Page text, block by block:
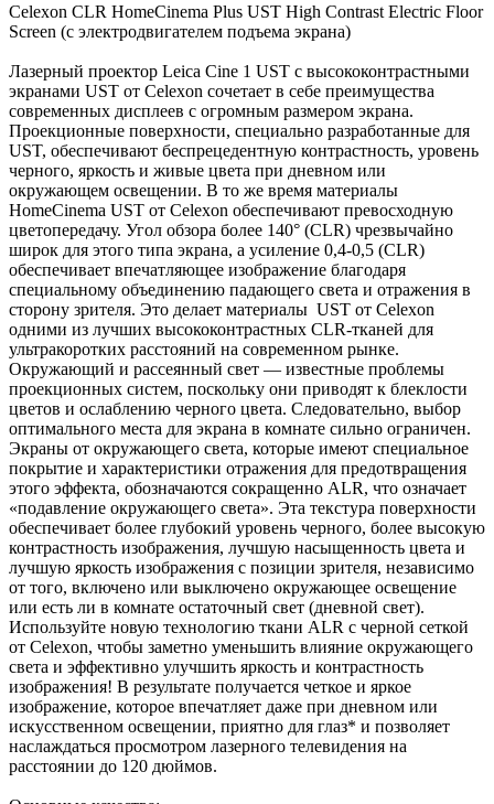
Сelexon CLR HomeCinema Plus UST High Contrast Electric Floor
Screen (с электродвигателем подъема экрана)
Лазерный проектор Leica Cine 1 UST с высококонтрастными
экранами UST от Celexon сочетает в себе преимущества
современных дисплеев с огромным размером экрана.
Проекционные поверхности, специально разработанные для
UST, обеспечивают беспрецедентную контрастность, уровень
черного, яркость и живые цвета при дневном или
окружающем освещении. В то же время материалы
HomeCinema UST от Celexon обеспечивают превосходную
цветопередачу. Угол обзора более 140° (CLR) чрезвычайно
широк для этого типа экрана, а усиление 0,4-0,5 (CLR)
обеспечивает впечатляющее изображение благодаря
специальному объединению падающего света и отражения в
сторону зрителя. Это делает материалы UST от Celexon
одними из лучших высококонтрастных CLR-тканей для
ультракоротких расстояний на современном рынке.
Окружающий и рассеянный свет — известные проблемы
проекционных систем, поскольку они приводят к блеклости
цветов и ослаблению черного цвета. Следовательно, выбор
оптимального места для экрана в комнате сильно ограничен.
Экраны от окружающего света, которые имеют специальное
покрытие и характеристики отражения для предотвращения
этого эффекта, обозначаются сокращенно ALR, что означает
«подавление окружающего света». Эта текстура поверхности
обеспечивает более глубокий уровень черного, более высокую
контрастность изображения, лучшую насыщенность цвета и
лучшую яркость изображения с позиции зрителя, независимо
от того, включено или выключено окружающее освещение
или есть ли в комнате остаточный свет (дневной свет).
Используйте новую технологию ткани ALR с черной сеткой
от Celexon, чтобы заметно уменьшить влияние окружающего
света и эффективно улучшить яркость и контрастность
изображения! В результате получается четкое и яркое
изображение, которое впечатляет даже при дневном или
искусственном освещении, приятно для глаз* и позволяет
наслаждаться просмотром лазерного телевидения на
расстоянии до 120 дюймов.